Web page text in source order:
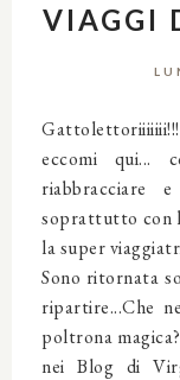
VIAGGI
Gattolettoriiiiiii!!!
eccomi qui...
riabbracciare
soprattutto con
la super
Sono ritornata
ripartire...Che
poltrona
nei Blog di